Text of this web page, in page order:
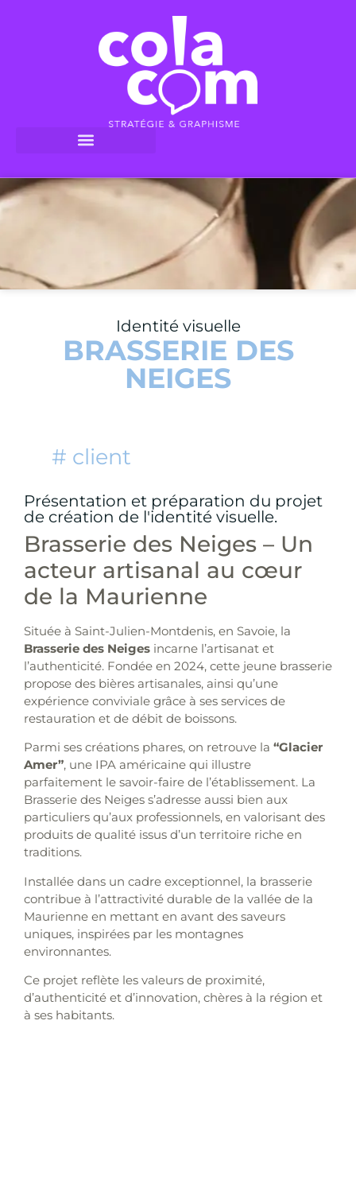
Identité visuelle
BRASSERIE DES
NEIGES
# client
Présentation et préparation du projet
de création de l'identité visuelle.
Brasserie des Neiges – Un
acteur artisanal au cœur
de la Maurienne
Située à Saint-Julien-Montdenis, en Savoie, la
Brasserie des Neiges incarne l’artisanat et
l’authenticité. Fondée en 2024, cette jeune brasserie
propose des bières artisanales, ainsi qu’une
expérience conviviale grâce à ses services de
restauration et de débit de boissons.
Parmi ses créations phares, on retrouve la “Glacier
Amer”, une IPA américaine qui illustre
parfaitement le savoir-faire de l’établissement. La
Brasserie des Neiges s’adresse aussi bien aux
particuliers qu’aux professionnels, en valorisant des
produits de qualité issus d’un territoire riche en
traditions.
Installée dans un cadre exceptionnel, la brasserie
contribue à l’attractivité durable de la vallée de la
Maurienne en mettant en avant des saveurs
uniques, inspirées par les montagnes
environnantes.
Ce projet reflète les valeurs de proximité,
d’authenticité et d’innovation, chères à la région et
à ses habitants.